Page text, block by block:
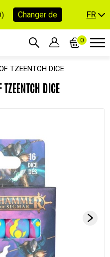
Changer de FR
0
TZEENTCH DICE
DICE